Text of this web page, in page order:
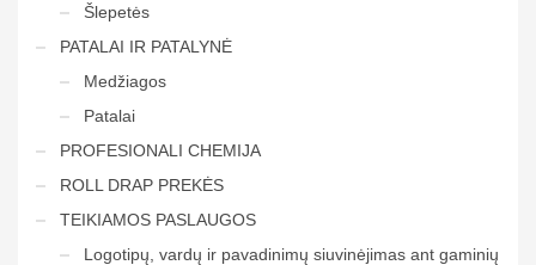
Šlepetės
PATALAI IR PATALYNĖ
Medžiagos
Patalai
PROFESIONALI CHEMIJA
ROLL DRAP PREKĖS
TEIKIAMOS PASLAUGOS
Logotipų, vardų ir pavadinimų siuvinėjimas ant gaminių